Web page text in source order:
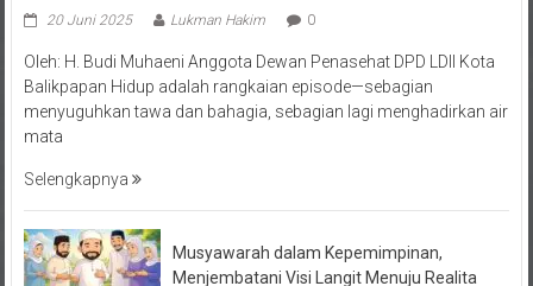
Balikpapan Hidup adalah rangkaian episode—sebagian
menyuguhkan tawa dan bahagia, sebagian lagi menghadirkan air
mata
Menjembatani Visi Langit Menuju Realita
Bumi